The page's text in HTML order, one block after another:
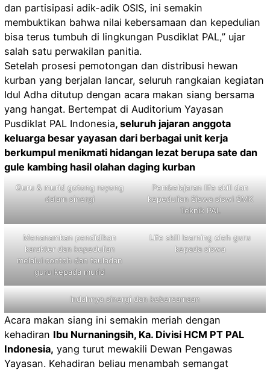
dan partisipasi adik-adik OSIS, ini semakin
membuktikan bahwa nilai kebersamaan dan kepedulian
bisa terus tumbuh di lingkungan Pusdiklat PAL,” ujar
salah satu perwakilan panitia.
Setelah prosesi pemotongan dan distribusi hewan
kurban yang berjalan lancar, seluruh rangkaian kegiatan
Idul Adha ditutup dengan acara makan siang bersama
yang hangat. Bertempat di Auditorium Yayasan
Pusdiklat PAL Indonesia, seluruh jajaran anggota
keluarga besar yayasan dari berbagai unit kerja
berkumpul menikmati hidangan lezat berupa sate dan
gule kambing hasil olahan daging kurban
Guru & murid gotong royong
dalam sinergi
Pembelajaran life skill dan
kepedulian Siswa siswi SMK
Teknik PAL
Menanamkan pendidikan
karakter dan kepedulian
melalui contoh dan tauladan
guru kepada murid
Life skill learning oleh guru
kepada siswa
Indahnya sinergi dan kebersamaan
Acara makan siang ini semakin meriah dengan
kehadiran Ibu Nurnaningsih, Ka. Divisi HCM PT PAL
Indonesia, yang turut mewakili Dewan Pengawas
Yayasan. Kehadiran beliau menambah semangat